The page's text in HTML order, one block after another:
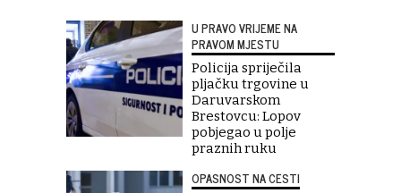
U PRAVO VRIJEME NA
PRAVOM MJESTU
Policija spriječila
pljačku trgovine u
Daruvarskom
Brestovcu: Lopov
pobjegao u polje
praznih ruku
OPASNOST NA CESTI